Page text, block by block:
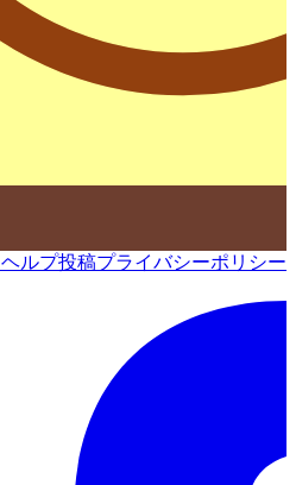
ヘルプ投稿プライバシーポリシー